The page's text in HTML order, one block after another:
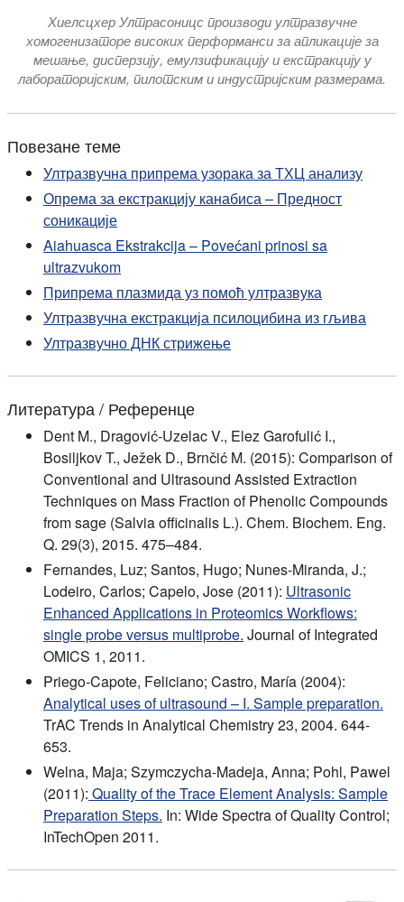
Хиелсцхер Ултрасоницс производи ултразвучне
хомогенизаторе високих перформанси за апликације за
мешање, дисперзију, емулзификацију и екстракцију у
лабораторијским, пилотским и индустријским размерама.
Повезане теме
Ултразвучна припрема узорака за ТХЦ анализу
Опрема за екстракцију канабиса – Предност
соникације
Aiahuasca Ekstrakcija – Povećani prinosi sa
ultrazvukom
Припрема плазмида уз помоћ ултразвука
Ултразвучна екстракција псилоцибина из гљива
Ултразвучно ДНК стрижење
Литература / Референце
Dent M., Dragović-Uzelac V., Elez Garofulić I.,
Bosiljkov T., Ježek D., Brnčić M. (2015): Comparison of
Conventional and Ultrasound Assisted Extraction
Techniques on Mass Fraction of Phenolic Compounds
from sage (Salvia officinalis L.). Chem. Biochem. Eng.
Q. 29(3), 2015. 475–484.
Fernandes, Luz; Santos, Hugo; Nunes-Miranda, J.;
Lodeiro, Carlos; Capelo, Jose (2011): Ultrasonic
Enhanced Applications in Proteomics Workflows:
single probe versus multiprobe. Journal of Integrated
OMICS 1, 2011.
Priego-Capote, Feliciano; Castro, María (2004):
Analytical uses of ultrasound – I. Sample preparation.
TrAC Trends in Analytical Chemistry 23, 2004. 644-
653.
Welna, Maja; Szymczycha-Madeja, Anna; Pohl, Pawel
(2011): Quality of the Trace Element Analysis: Sample
Preparation Steps. In: Wide Spectra of Quality Control;
InTechOpen 2011.